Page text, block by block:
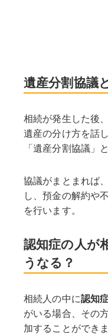
遺産分割協議
相続が発生した後
遺産の分け方を話
「遺産分割協議」
協議がまとまれば
し、預金の解約や
を行います。
認知症の人が
うなる？
相続人の中に認知
がいる場合、その
加することができま